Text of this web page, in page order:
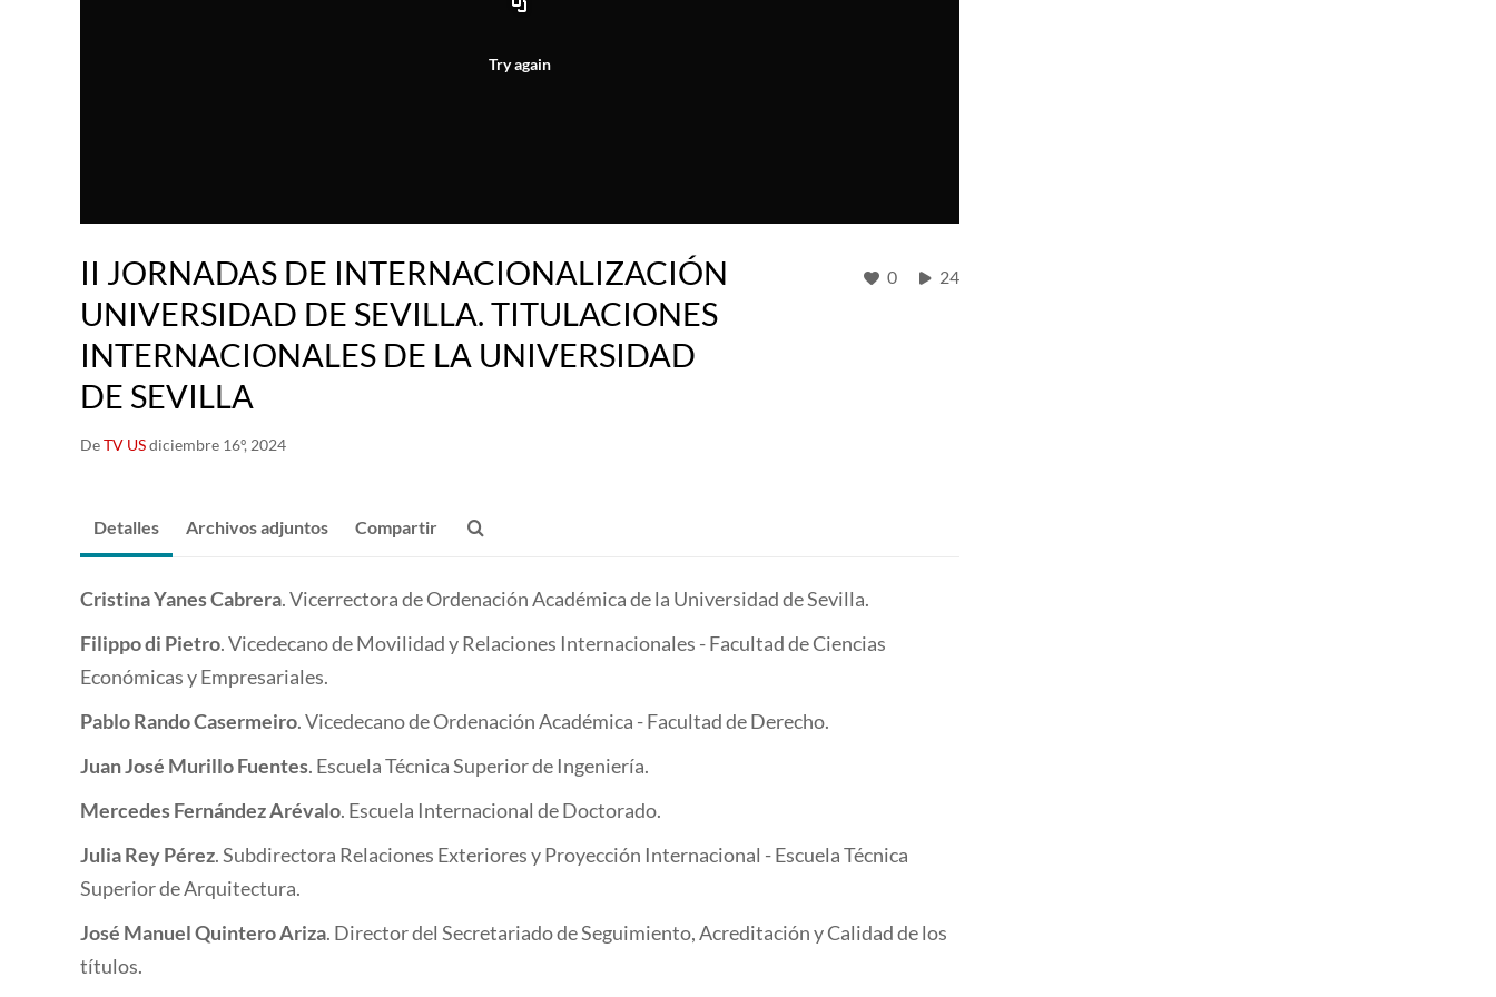
Try again
II JORNADAS DE INTERNACIONALIZACIÓN
UNIVERSIDAD DE SEVILLA. TITULACIONES
INTERNACIONALES DE LA UNIVERSIDAD
DE SEVILLA
DeTV USdiciembre 16º, 2024
0 24
Detalles Archivos adjuntos Compartir
Cristina Yanes Cabrera. Vicerrectora de Ordenación Académica de la Universidad de Sevilla.
Filippo di Pietro. Vicedecano de Movilidad y Relaciones Internacionales - Facultad de Ciencias
Económicas y Empresariales.
Pablo Rando Casermeiro. Vicedecano de Ordenación Académica - Facultad de Derecho.
Juan José Murillo Fuentes. Escuela Técnica Superior de Ingeniería.
Mercedes Fernández Arévalo. Escuela Internacional de Doctorado.
Julia Rey Pérez. Subdirectora Relaciones Exteriores y Proyección Internacional - Escuela Técnica
Superior de Arquitectura.
José Manuel Quintero Ariza. Director del Secretariado de Seguimiento, Acreditación y Calidad de los
títulos.